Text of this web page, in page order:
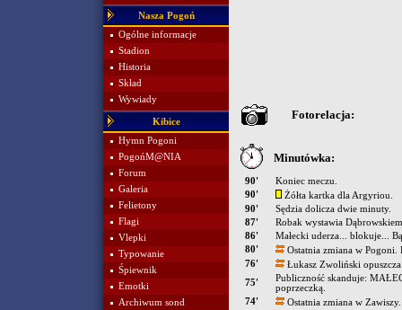
Nasza Pogoń
Ogólne informacje
Stadion
Historia
Skład
Wywiady
Kibice
Hymn Pogoni
PogońM@NIA
Forum
Galeria
Felietony
Flagi
Vlepki
Typowanie
Śpiewnik
Emotki
Archiwum sond
Fotorelacja:
Minutówka:
90'
Koniec meczu.
90'
Żółta kartka dla Argyriou.
90'
Sędzia dolicza dwie minuty.
87'
Robak wystawia
86'
Małecki uderza... blokuje...
80'
Ostatnia zmiana w Pogoni.
76'
Łukasz Zwoliński
75'
Publiczność skanduje:
poprzeczką.
74'
Ostatnia zmiana w